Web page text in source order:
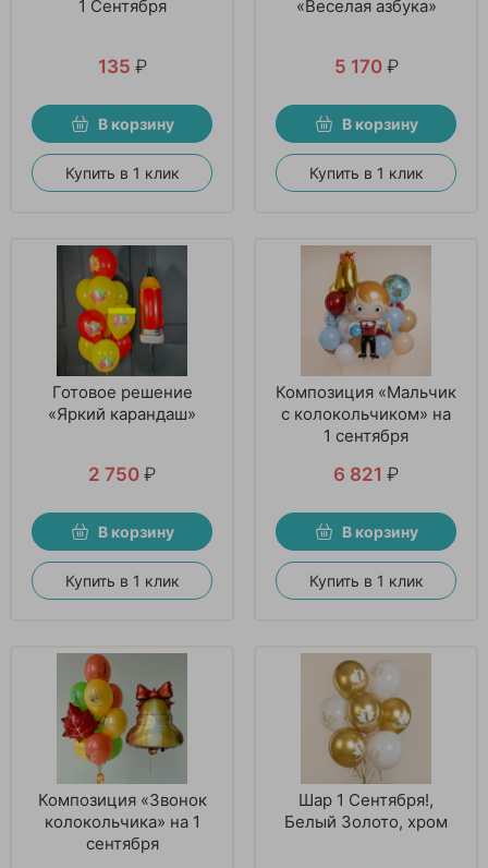
1 Сентября
135 ₽
В корзину
Купить в 1 клик
«Веселая азбука»
5 170 ₽
В корзину
Купить в 1 клик
Готовое решение
«Яркий карандаш»
2 750 ₽
В корзину
Купить в 1 клик
Композиция «Мальчик
с колокольчиком» на
1 сентября
6 821 ₽
В корзину
Купить в 1 клик
Композиция «Звонок
колокольчика» на 1
сентября
Шар 1 Сентября!,
Белый Золото, хром